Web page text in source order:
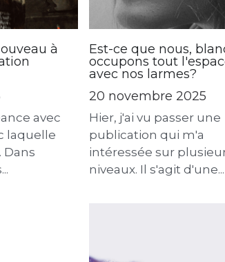
à
avec
occupons tout l'espace
avec nos larmes?
20 novembre 2025
Hier, j'ai vu passer une